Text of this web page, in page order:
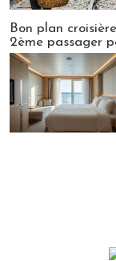
Bon plan
2ème passager